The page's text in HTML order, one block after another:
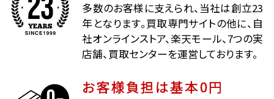
多数のお客様に支えられ、当社は創立23
年となります。買取専門サイトの他に、自
社オンラインストア、楽天モール、7つの実
店舗、買取センターを運営しております。
お客様負担は基本0円